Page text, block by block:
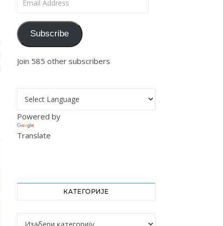
Subscribe
Join 585 other subscribers
Powered by
Translate
КАТЕГОРИЈЕ
Категорије